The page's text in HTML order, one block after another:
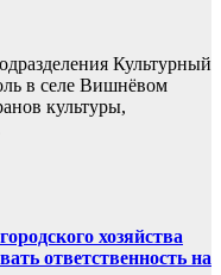
Культурный
в селе Вишнёвом
культуры,
хозяйства
ответственность на